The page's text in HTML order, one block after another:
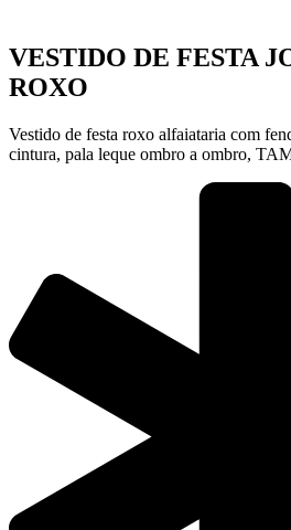
VESTIDO DE FESTA
ROXO
Vestido de festa roxo alfaiataria com
cintura, pala leque ombro a ombro,